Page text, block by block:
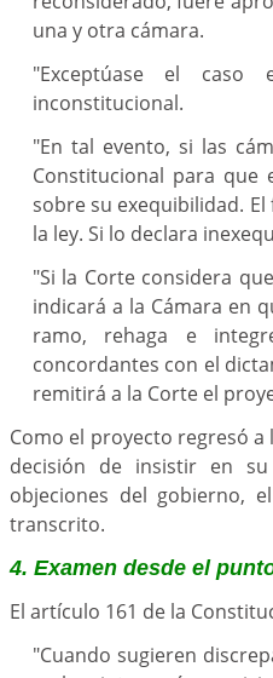
una y otra cámara.
"Exceptúase el
inconstitucional.
"En tal evento, si las
Constitucional para
sobre su exequibilidad.
la ley. Si lo declara
"Si la Corte considera
indicará a la Cámara en
ramo, rehaga e
concordantes con el
remitirá a la Corte el
Como el proyecto regresó
decisión de insistir en
objeciones del gobierno,
transcrito.
4. Examen desde el
El artículo 161 de la
"Cuando sugieren